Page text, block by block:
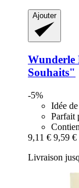
Ajouter
Wunderle
Souhaits"
-5%
Idée
Parfait
9,11 € 9,59 €
Livraison